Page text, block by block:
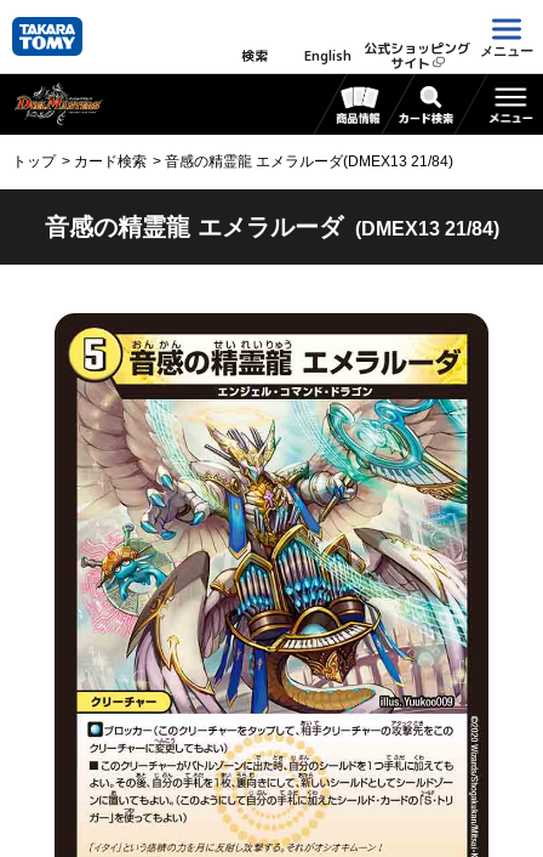
検索 English 公式ショッピング
サイト
メニュー
トップ カード検索 音感の精霊龍 エメラルーダ(DMEX13 21/84)
音感の精霊龍 エメラルーダ (DMEX13 21/84)